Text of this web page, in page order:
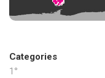
Categories
1°